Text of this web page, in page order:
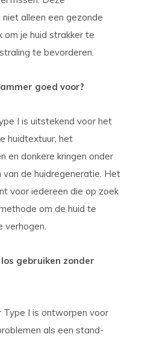
alleen een gezonde
om je huid strakker te
te bevorderen.
goed voor?
I is uitstekend voor het
huidtextuur, het
en donkere kringen onder
de huidregeneratie. Het
voor iedereen die op zoek
om de huid te
verhogen.
gebruiken zonder
Type I is ontworpen voor
als een stand-